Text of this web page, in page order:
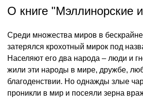
О книге "Мэллинорские
Среди множества миров в
затерялся крохотный мирок под
Населяют его два народа – люди и
жили эти народы в мире, дружбе,
благоденствии. Но однажды злые
проникли в мир и посеяли зерна